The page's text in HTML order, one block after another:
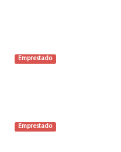
Emprestado
Emprestado